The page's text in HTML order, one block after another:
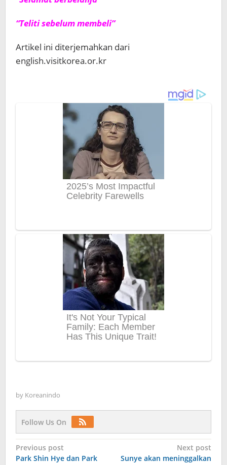
“Teliti sebelum membeli”
Artikel ini diterjemahkan dari
english.visitkorea.or.kr
by Koreanindo
Follow Us On
Post
Previous post
Park Shin Hye dan Park
Next post
Sunye akan meninggalkan